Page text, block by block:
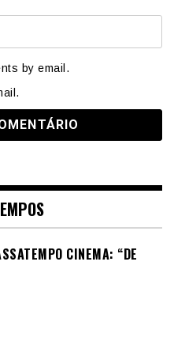
by email.
CINEMA: “DE